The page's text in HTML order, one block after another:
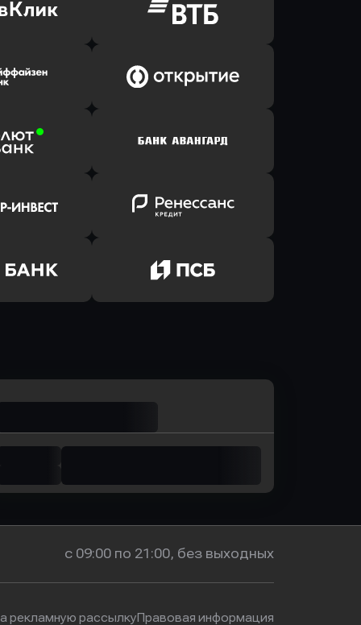
заявку
Банк
Оправить заявку
в ВТБ
заявку
Банк
в Банк Открытие
заявку
Банк
Оправить заявку
в Банк Авангард
заявку
Инвест
Оправить заявку
в Ренессанс Банк
с 09:00 по 21:00, без выходных
рекламную рассылкуПравовая информация